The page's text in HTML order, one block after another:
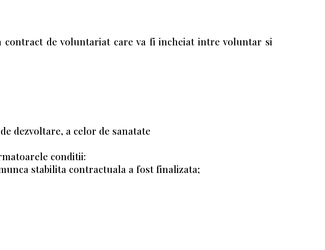
de voluntariat care va fi incheiat intre voluntar si
dezvoltare, a celor de sanatate
conditii:
stabilita contractuala a fost finalizata;